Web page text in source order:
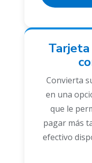
Convierta
en una
que le
pagar más
efectivo